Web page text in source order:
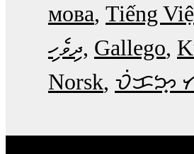
мова Tiếng
ދިވެހި Gallego
Norsk ᜏᜒᜃᜅ᜔